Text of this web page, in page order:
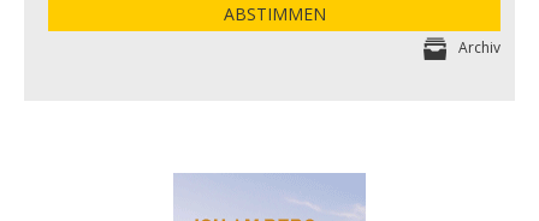
ABSTIMMEN
Archiv